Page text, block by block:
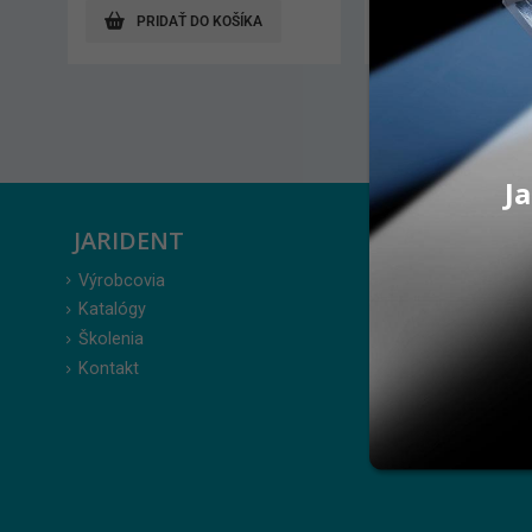
PRIDAŤ DO KOŠÍKA PRIDAŤ DO
JARIDENT
Výrobcovia
Katalógy
Školenia
Kontakt